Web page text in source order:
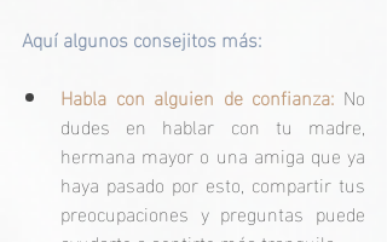
Aquí algunos consejitos más:
Habla con alguien de confianza: No
dudes en hablar con tu madre,
hermana mayor o una amiga que ya
haya pasado por esto, compartir tus
preocupaciones y preguntas puede